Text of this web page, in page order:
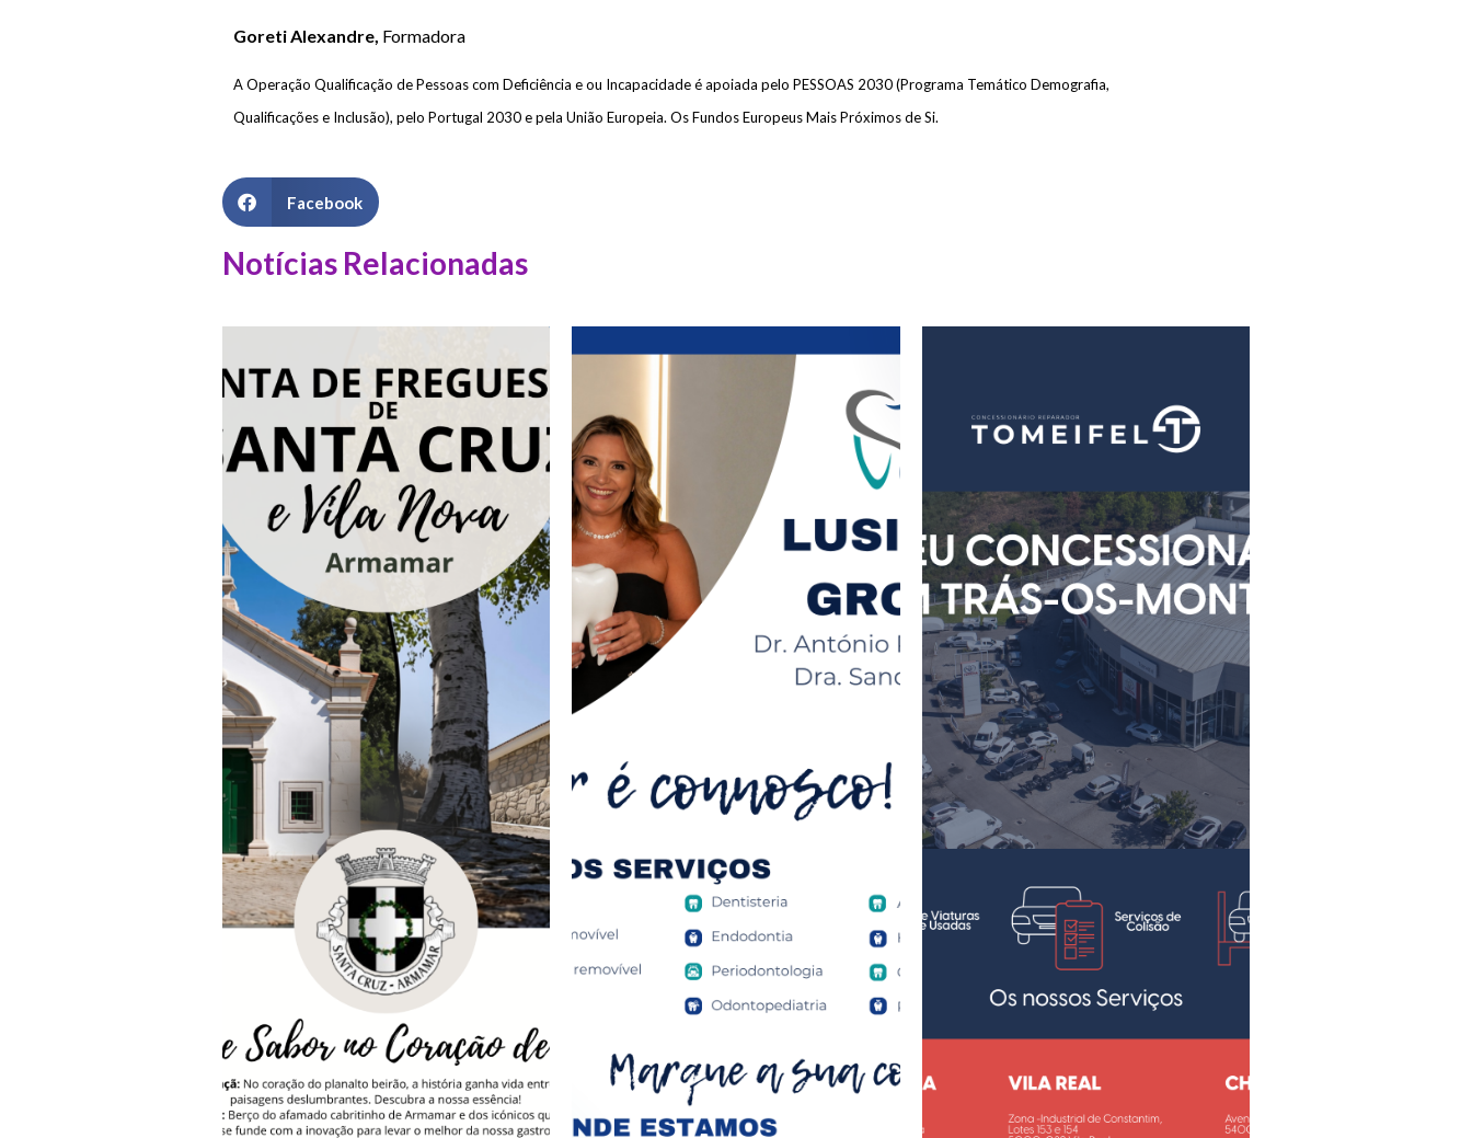
Goreti Alexandre, Formadora
A Operação Qualificação de Pessoas com Deficiência e ou Incapacidade é apoiada pelo PESSOAS 2030 (Programa Temático Demografia,
Qualificações e Inclusão), pelo Portugal 2030 e pela União Europeia. Os Fundos Europeus Mais Próximos de Si.
Facebook
Notícias Relacionadas